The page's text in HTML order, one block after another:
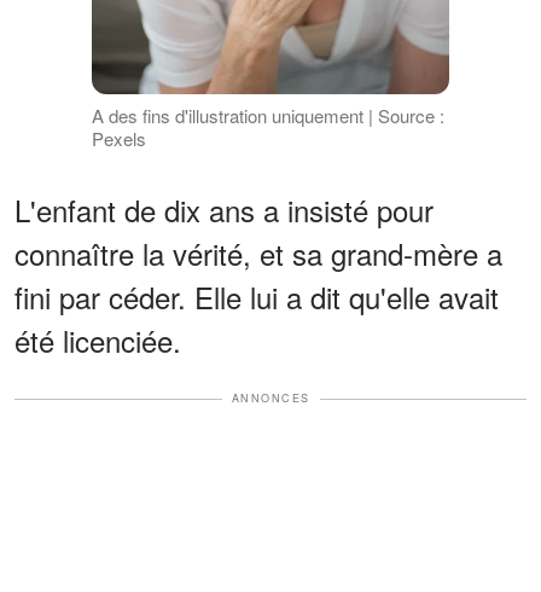
A des fins d'illustration uniquement | Source :
Pexels
L'enfant de dix ans a insisté pour
connaître la vérité, et sa grand-mère a
fini par céder. Elle lui a dit qu'elle avait
été licenciée.
ANNONCES